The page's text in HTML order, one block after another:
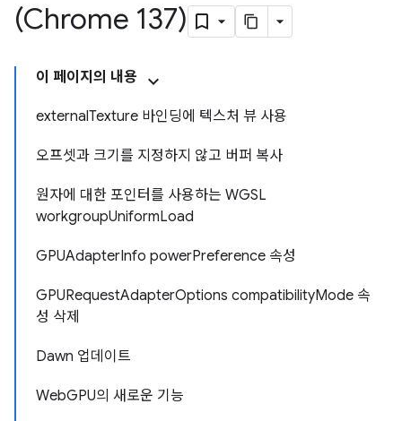
(Chrome 137)
이 페이지의 내용
externalTexture 바인딩에 텍스처 뷰 사용
오프셋과 크기를 지정하지 않고 버퍼 복사
원자에 대한 포인터를 사용하는 WGSL
workgroupUniformLoad
GPUAdapterInfo powerPreference 속성
GPURequestAdapterOptions compatibilityMode 속
성 삭제
Dawn 업데이트
WebGPU의 새로운 기능